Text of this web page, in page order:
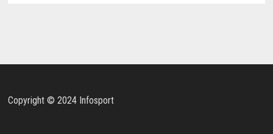
Copyright © 2024 Infosport